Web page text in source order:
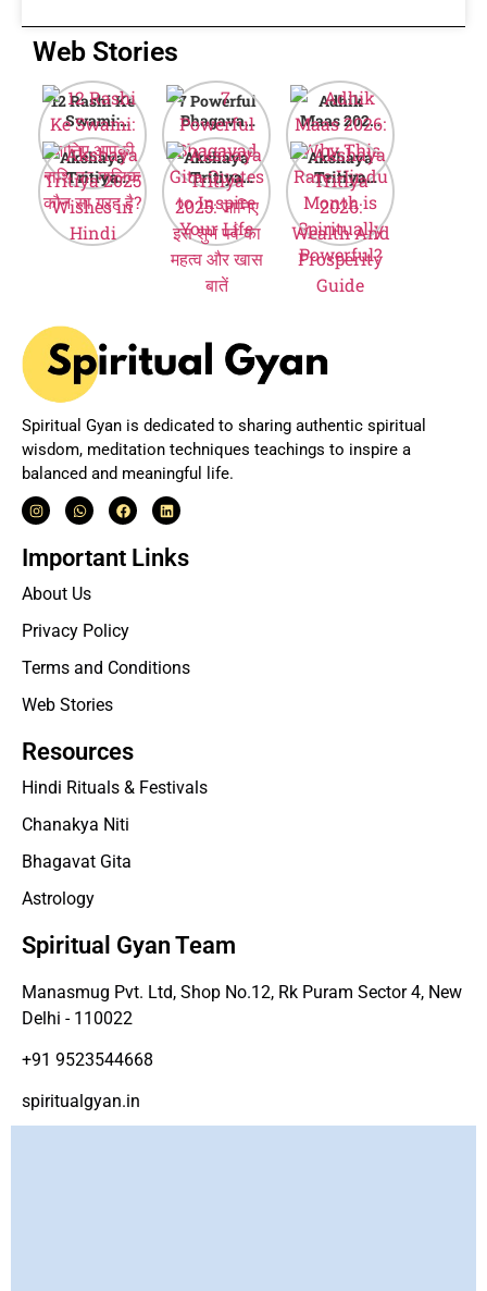
Web Stories
12 Rashi Ke
Swami:
जानिए आपकी
राशि का मालिक
कौन सा ग्रह है?
7 Powerful
Bhagavad
Gita Quotes
to Inspire
Your Life
Adhik
Maas 2026:
Why This
Rare Hindu
Month is
Spiritually
Powerful?
Akshaya
Tritiya
2025
Wishes in
Hindi
Akshaya
Tritiya
2025: जानिए
इस शुभ पर्व का
महत्व और खास
बातें
Akshaya
Tritiya
2026:
Wealth And
Prosperity
Guide
Spiritual Gyan is dedicated to sharing authentic spiritual
wisdom, meditation techniques teachings to inspire a
balanced and meaningful life.
Important Links
About Us
Privacy Policy
Terms and Conditions
Web Stories
Resources
Hindi Rituals & Festivals
Chanakya Niti
Bhagavat Gita
Astrology
Spiritual Gyan Team
Manasmug Pvt. Ltd, Shop No.12, Rk Puram Sector 4, New
Delhi - 110022
+91 9523544668
spiritualgyan.in